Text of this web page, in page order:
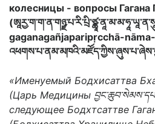
колесницы - вопросы Гагана
gaganagañjaparipṛcchā-
«Именуемый Бодхисаттва
(Царь Медицины
следующее Бодхтсаттве